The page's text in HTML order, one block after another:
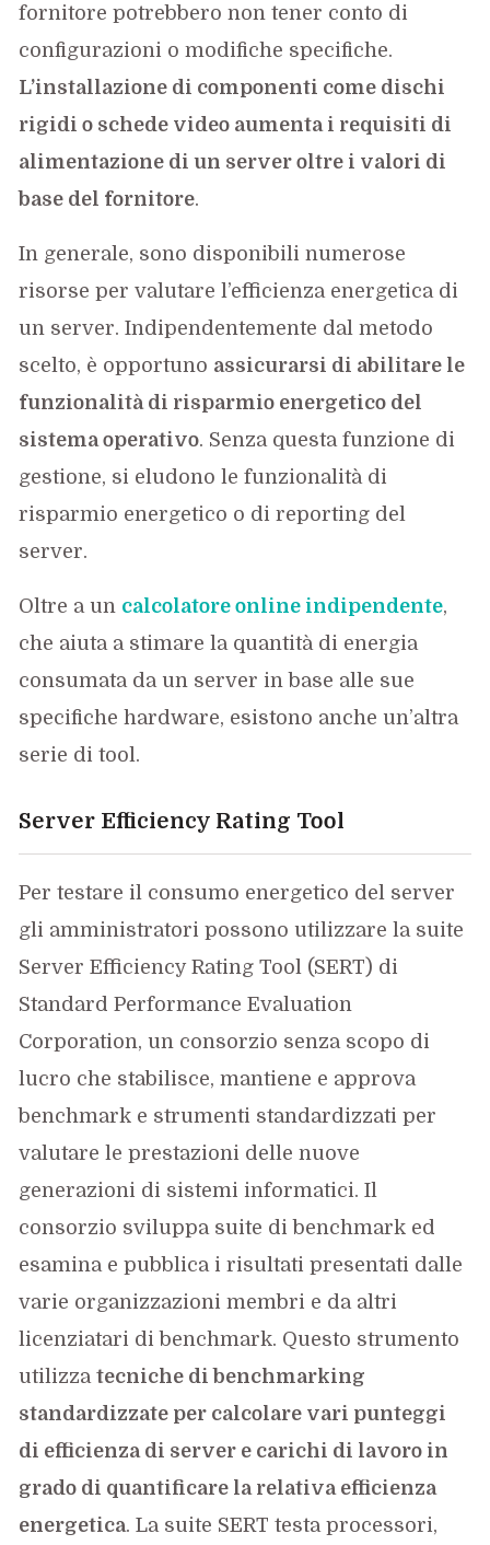
fornitore potrebbero non tener conto di
configurazioni o modifiche specifiche.
L’installazione di componenti come dischi
rigidi o schede video aumenta i requisiti di
alimentazione di un server oltre i valori di
base del fornitore.
In generale, sono disponibili numerose
risorse per valutare l’efficienza energetica di
un server. Indipendentemente dal metodo
scelto, è opportuno assicurarsi di abilitare le
funzionalità di risparmio energetico del
sistema operativo. Senza questa funzione di
gestione, si eludono le funzionalità di
risparmio energetico o di reporting del
server.
Oltre a un calcolatore online indipendente,
che aiuta a stimare la quantità di energia
consumata da un server in base alle sue
specifiche hardware, esistono anche un’altra
serie di tool.
Server Efficiency Rating Tool
Per testare il consumo energetico del server
gli amministratori possono utilizzare la suite
Server Efficiency Rating Tool (SERT) di
Standard Performance Evaluation
Corporation, un consorzio senza scopo di
lucro che stabilisce, mantiene e approva
benchmark e strumenti standardizzati per
valutare le prestazioni delle nuove
generazioni di sistemi informatici. Il
consorzio sviluppa suite di benchmark ed
esamina e pubblica i risultati presentati dalle
varie organizzazioni membri e da altri
licenziatari di benchmark. Questo strumento
utilizzatecniche di benchmarking
standardizzate per calcolare vari punteggi
di efficienza di server e carichi di lavoro in
grado di quantificare la relativa efficienza
energetica. La suite SERT testa processori,